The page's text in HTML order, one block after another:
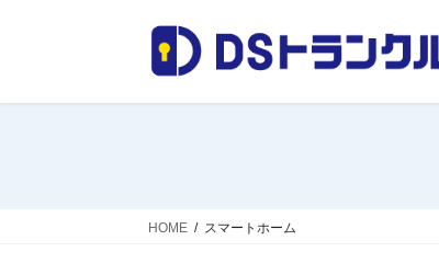
HOME スマートホーム